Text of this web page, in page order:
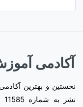
آکادمی
نخستین و بهترین